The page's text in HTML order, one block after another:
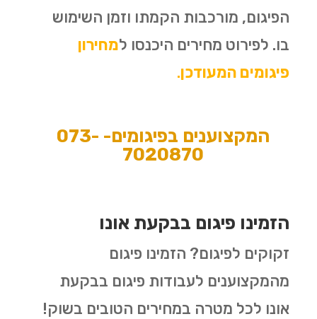
הפיגום, מורכבות הקמתו וזמן השימוש
בו. לפירוט מחירים היכנסו למחירון
פיגומים המעודכן.
המקצוענים בפיגומים- 073-
7020870
הזמינו פיגום בבקעת אונו
זקוקים לפיגום? הזמינו פיגום
מהמקצוענים לעבודות פיגום בבקעת
אונו לכל מטרה במחירים הטובים בשוק!